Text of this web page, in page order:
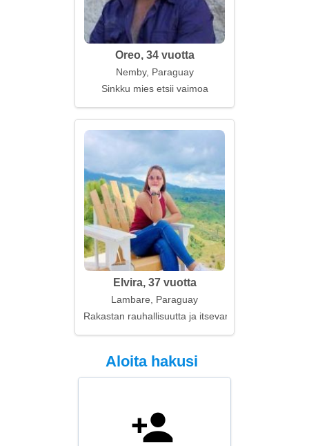
Oreo, 34 vuotta
Nemby, Paraguay
Sinkku mies etsii vaimoa
Elvira, 37 vuotta
Lambare, Paraguay
Rakastan rauhallisuutta ja itsevarmuutta
Aloita hakusi